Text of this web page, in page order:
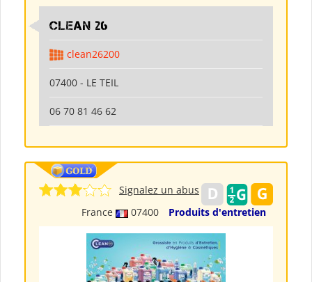
clean 26
clean26200
07400 - LE TEIL
06 70 81 46 62
France 07400 Produits d'entretien
Signalez un abus